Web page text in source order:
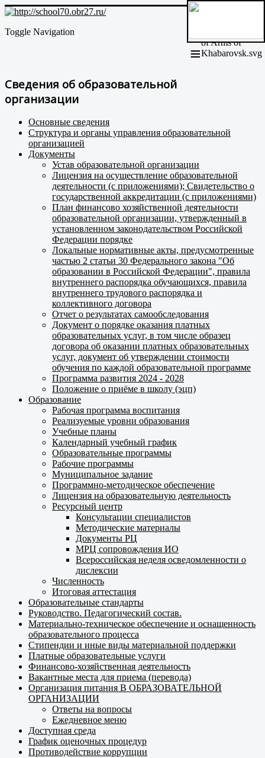
Toggle Navigation
≡
Сведения об образовательной
организации
Основные сведения
Структура и органы управления образовательной
организацией
Документы
Устав образовательной организации
Лицензия на осуществление образовательной
деятельности (с приложениями); Свидетельство о
государственной аккредитации (с приложениями)
План финансово хозяйственной деятельности
образовательной организации, утвержденный в
установленном законодательством Российской
Федерации порядке
Локальные нормативные акты, предусмотренные
частью 2 статьи 30 Федерального закона "Об
образовании в Российской Федерации", правила
внутреннего распорядка обучающихся, правила
внутреннего трудового распорядка и
коллективного договора
Отчет о результатах самообследования
Документ о порядке оказания платных
образовательных услуг, в том числе образец
договора об оказании платных образовательных
услуг, документ об утверждении стоимости
обучения по каждой образовательной программе
Программа развития 2024 - 2028
Положение о приёме в школу (эцп)
Образование
Рабочая программа воспитания
Реализуемые уровни образования
Учебные планы
Календарный учебный график
Образовательные программы
Рабочие программы
Муниципальное задание
Программно-методическое обеспечение
Лицензия на образовательную деятельность
Ресурсный центр
Консультации специалистов
Методические материалы
Документы РЦ
МРЦ сопровождения ИО
Всероссийская неделя осведомленности о
дислексии
Численность
Итоговая аттестация
Образовательные стандарты
Руководство. Педагогический состав.
Материально-техническое обеспечение и оснащенность
образовательного процесса
Стипендии и иные виды материальной поддержки
Платные образовательные услуги
Финансово-хозяйственная деятельность
Вакантные места для приема (перевода)
Организация питания В ОБРАЗОВАТЕЛЬНОЙ
ОРГАНИЗАЦИИ
Ответы на вопросы
Ежедневное меню
Доступная среда
График оценочных процедур
Противодействие коррупции